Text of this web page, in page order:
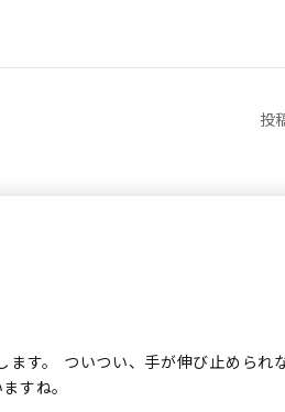
投
す。 ついつい、手が伸び止められ
すね。